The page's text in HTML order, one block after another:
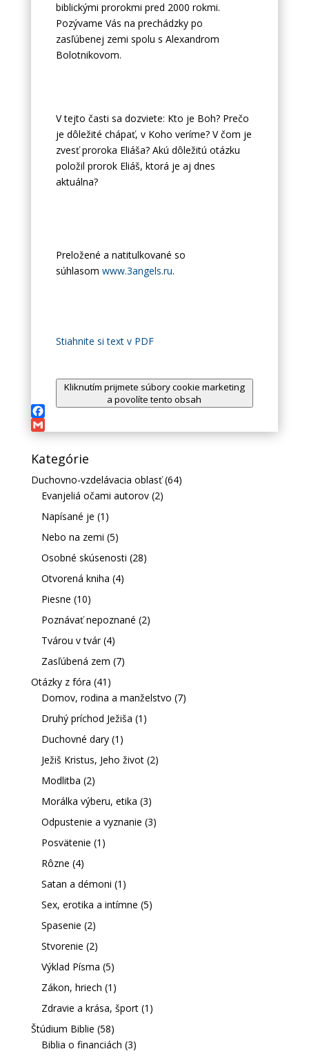
Kliknutím prijmete súbory cookie marketing
a povolíte tento obsah
biblickými prorokmi pred 2000 rokmi.
Pozývame Vás na prechádzky po
zasľúbenej zemi spolu s Alexandrom
Bolotnikovom.
V tejto časti sa dozviete: Kto je Boh? Prečo
je dôležité chápať, v Koho veríme? V čom je
zvesť proroka Eliáša? Akú dôležitú otázku
položil prorok Eliáš, ktorá je aj dnes
aktuálna?
Preložené a natitulkované so
súhlasom www.3angels.ru.
Stiahnite si text v PDF
Facebook
Gmail
Kategórie
Duchovno-vzdelávacia oblasť(64)
Evanjeliá očami autorov(2)
Napísané je (1)
Nebo na zemi (5)
Osobné skúsenosti (28)
Otvorená kniha (4)
Piesne (10)
Poznávať nepoznané (2)
Tvárou v tvár(4)
Zasľúbená zem (7)
Otázky z fóra (41)
Domov, rodina a manželstvo (7)
Druhý príchod Ježiša (1)
Duchovné dary(1)
Ježiš Kristus, Jeho život(2)
Modlitba (2)
Morálka výberu, etika (3)
Odpustenie a vyznanie (3)
Posvätenie (1)
Rôzne (4)
Satan a démoni (1)
Sex, erotika a intímne (5)
Spasenie (2)
Stvorenie (2)
Výklad Písma (5)
Zákon, hriech (1)
Zdravie a krása, šport(1)
Štúdium Biblie (58)
Biblia o financiách (3)